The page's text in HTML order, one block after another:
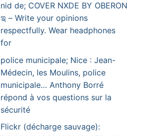
nid de; COVER NXDE BY OBERON
ಇ – Write your opinions
respectfully. Wear headphones
for
police municipale; Nice : Jean-
Médecin, les Moulins, police
municipale… Anthony Borré
répond à vos questions sur la
sécurité
Flickr (décharge sauvage):